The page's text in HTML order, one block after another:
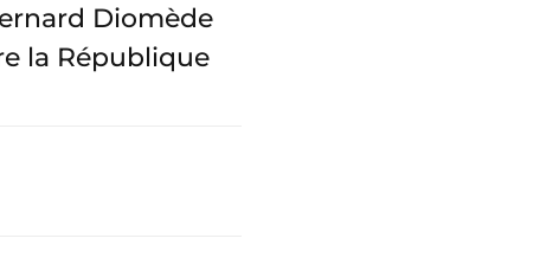
Diomède
la République